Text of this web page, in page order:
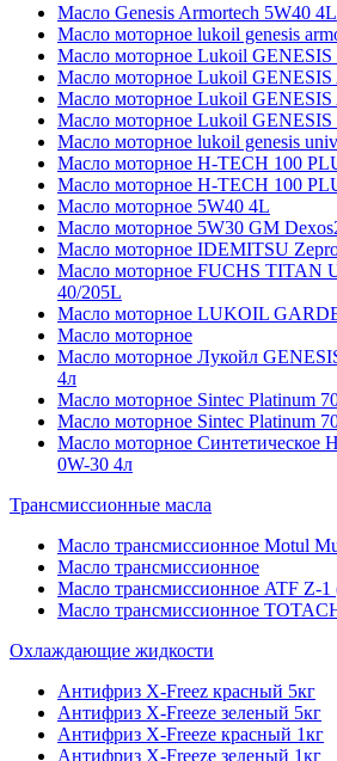
Масло Genesis Armortech 5W40 4L
Масло моторное lukoil genesis
Масло моторное Lukoil GENESIS
Масло моторное Lukoil GENESIS
Масло моторное Lukoil GENESIS
Масло моторное Lukoil GENESIS
Масло моторное lukoil genesis
Масло моторное H-TECH 100
Масло моторное H-TECH 100
Масло моторное 5W40 4L
Масло моторное 5W30 GM
Масло моторное IDEMITSU
Масло моторное FUCHS TITAN
40/205L
Масло моторное LUKOIL
Масло моторное
Масло моторное Лукойл
4л
Масло моторное Sintec Platinum
Масло моторное Sintec Platinum
Масло моторное Синтетическое
0W-30 4л
Трансмиссионные масла
Масло трансмиссионное Motul
Масло трансмиссионное
Масло трансмиссионное ATF Z-1
Масло трансмиссионное
Охлаждающие жидкости
Антифриз X-Freez красный 5кг
Антифриз X-Freeze зеленый 5кг
Антифриз X-Freeze красный 1кг
Антифриз X-Freeze зеленый 1кг